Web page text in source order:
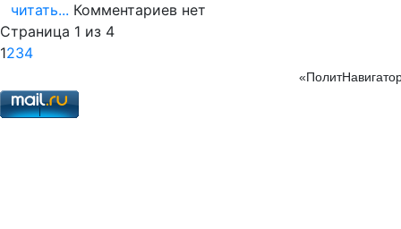
читать... Комментариев нет
Страница 1 из 4
1234